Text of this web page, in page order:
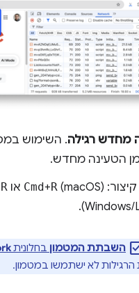
מחדש רגילה. השימוש
הטעינה מחדש.
Cmd+R (macOS) או R
(Windows/
השבתת המטמון בחלונית
הרגילות לא ישתמשו במטמון.